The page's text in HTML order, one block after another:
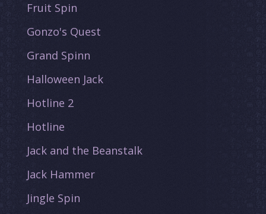
Fruit Spin
Gonzo's Quest
Grand Spinn
Halloween Jack
Hotline 2
Hotline
Jack and the Beanstalk
Jack Hammer
Jingle Spin